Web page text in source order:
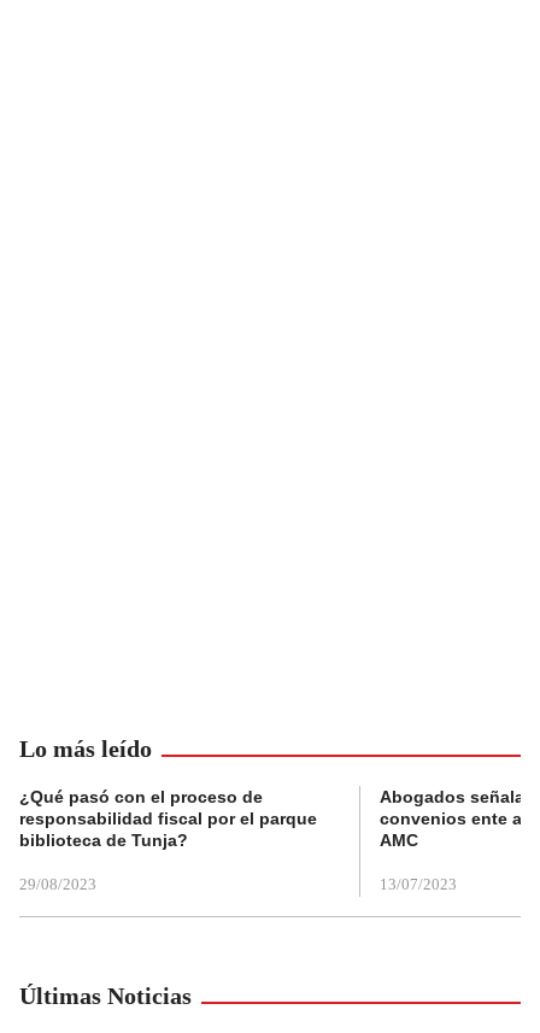
Lo más leído
¿Qué pasó con el proceso de
responsabilidad fiscal por el parque
biblioteca de Tunja?
29/08/2023
Abogados
convenios ente
AMC
13/07/2023
Últimas Noticias